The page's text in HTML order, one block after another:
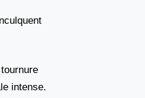
intense.